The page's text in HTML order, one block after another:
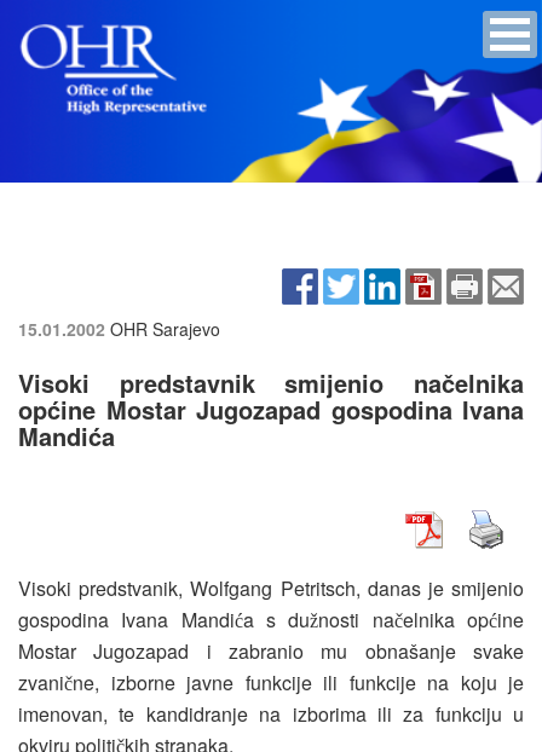
15.01.2002 OHR Sarajevo
Visoki predstavnik smijenio načelnika
općine Mostar Jugozapad gospodina Ivana
Mandića
Visoki predstvanik, Wolfgang Petritsch, danas je smijenio
gospodina Ivana Mandića s dužnosti načelnika općine
Mostar Jugozapad i zabranio mu obnašanje svake
zvanične, izborne javne funkcije ili funkcije na koju je
imenovan, te kandidranje na izborima ili za funkciju u
okviru političkih stranaka.